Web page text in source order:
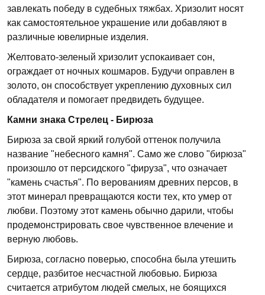
завлекать победу в судебных тяжбах. Хризолит носят
как самостоятельное украшение или добавляют в
различные ювелирные изделия.
Желтовато-зеленый хризолит успокаивает сон,
ограждает от ночных кошмаров. Будучи оправлен в
золото, он способствует укреплению духовных сил
обладателя и помогает предвидеть будущее.
Камни знака Стрелец - Бирюза
Бирюза за свой яркий голубой оттенок получила
название "небесного камня". Само же слово "бирюза"
произошло от персидского "фируза", что означает
"камень счастья". По верованиям древних персов, в
этот минерал превращаются кости тех, кто умер от
любви. Поэтому этот камень обычно дарили, чтобы
продемонстрировать свое чувственное влечение и
верную любовь.
Бирюза, согласно поверью, способна была утешить
сердце, разбитое несчастной любовью. Бирюза
считается атрибутом людей смелых, не боящихся